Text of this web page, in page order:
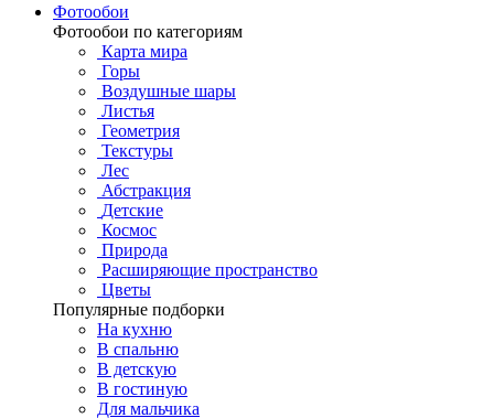
Фотообои
Фотообои по категориям
Карта мира
Горы
Воздушные шары
Листья
Геометрия
Текстуры
Лес
Абстракция
Детские
Космос
Природа
Расширяющие пространство
Цветы
Популярные подборки
На кухню
В спальню
В детскую
В гостиную
Для мальчика